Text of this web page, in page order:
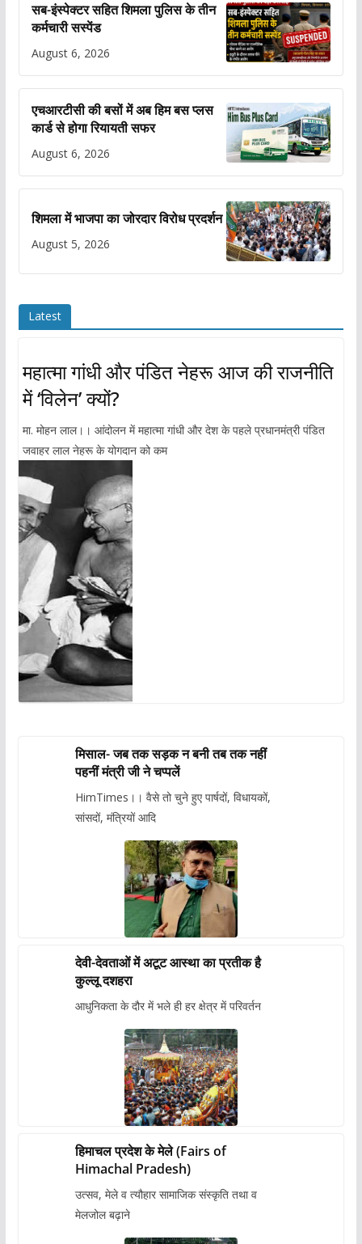
सब-इंस्पेक्टर सहित शिमला पुलिस के तीन
कर्मचारी सस्पेंड
August 6, 2026
एचआरटीसी की बसों में अब हिम बस प्लस
कार्ड से होगा रियायती सफर
August 6, 2026
शिमला में भाजपा का जोरदार विरोध प्रदर्शन
August 5, 2026
Latest
महात्मा गांधी और पंडित नेहरू आज की राजनीति
में ‘विलेन’ क्यों?
मा. मोहन लाल।। आंदोलन में महात्मा गांधी और देश के पहले प्रधानमंत्री पंडित
जवाहर लाल नेहरू के योगदान को कम
मिसाल- जब तक सड़क न बनी तब तक नहीं
पहनीं मंत्री जी ने चप्पलें
HimTimes।। वैसे तो चुने हुए पार्षदों, विधायकों,
सांसदों, मंत्रियों आदि
देवी-देवताओं में अटूट आस्था का प्रतीक है
कुल्लू दशहरा
आधुनिकता के दौर में भले ही हर क्षेत्र में परिवर्तन
हिमाचल प्रदेश के मेले (Fairs of
Himachal Pradesh)
उत्सव, मेले व त्यौहार सामाजिक संस्कृति तथा व
मेलजोल बढ़ाने